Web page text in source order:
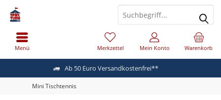
Ab 50 Euro Versandkostenfrei**
Menü Warenkorb
Merkzettel Mein Konto
Mini Tischtennis